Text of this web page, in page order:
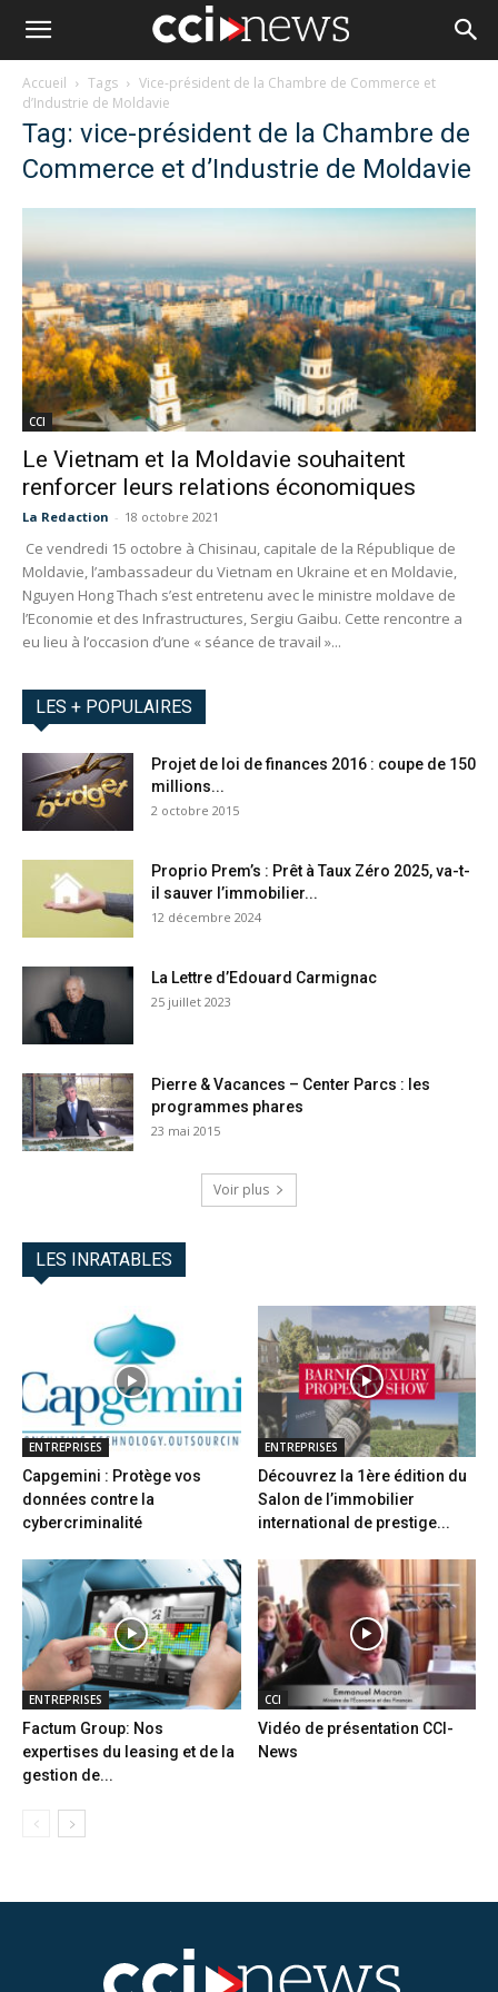
Accueil Tags
Vice-président de la Chambre de Commerce et
d’Industrie de Moldavie
Tag: vice-président de la Chambre de
Commerce et d’Industrie de Moldavie
CCI
Le Vietnam et la Moldavie souhaitent
renforcer leurs relations économiques
La Redaction - 18 octobre 2021
Ce vendredi 15 octobre à Chisinau, capitale de la République de
Moldavie, l’ambassadeur du Vietnam en Ukraine et en Moldavie,
Nguyen Hong Thach s’est entretenu avec le ministre moldave de
l’Economie et des Infrastructures, Sergiu Gaibu. Cette rencontre a
eu lieu à l’occasion d’une « séance de travail »...
LES + POPULAIRES
Projet de loi de finances 2016 : coupe de 150
millions...
2 octobre 2015
Proprio Prem’s : Prêt à Taux Zéro 2025, va-t-
il sauver l’immobilier...
12 décembre 2024
La Lettre d’Edouard Carmignac
25 juillet 2023
Pierre & Vacances – Center Parcs : les
programmes phares
23 mai 2015
Voir plus
LES INRATABLES
ENTREPRISES
Capgemini : Protège vos
données contre la
cybercriminalité
ENTREPRISES
Découvrez la 1ère édition du
Salon de l’immobilier
international de prestige...
ENTREPRISES
Factum Group: Nos
expertises du leasing et de la
gestion de...
CCI
Vidéo de présentation CCI-
News